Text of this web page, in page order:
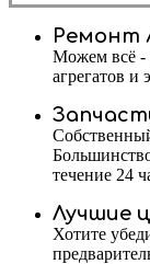
Ремонт
Можем всё -
агрегатов и
течение 24
Лучшие
Хотите